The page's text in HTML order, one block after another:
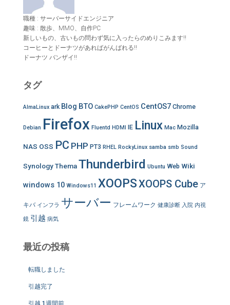
職種 : サーバーサイドエンジニア
趣味 : 散歩、MMO、自作PC
新しいもの、古いもの問わず気に入ったらのめりこみます!!
コーヒーとドーナツがあればがんばれる!!
ドーナツ バンザイ!!
タグ
AlmaLinux ark Blog BTO CakePHP CentOS CentOS7 Chrome
Debian Firefox Fluentd HDMI IE Linux Mac Mozilla
NAS OSS PC PHP PT3 RHEL RockyLinux samba smb Sound
SynologyThemaThunderbird Ubuntu Web Wiki
windows 10 Windows11 XOOPSXOOPS Cube ア
キバ インフラ サーバー フレームワーク 健康診断 入院 内視
鏡 引越 病気
最近の投稿
転職しました
引越完了
引越 1週間前